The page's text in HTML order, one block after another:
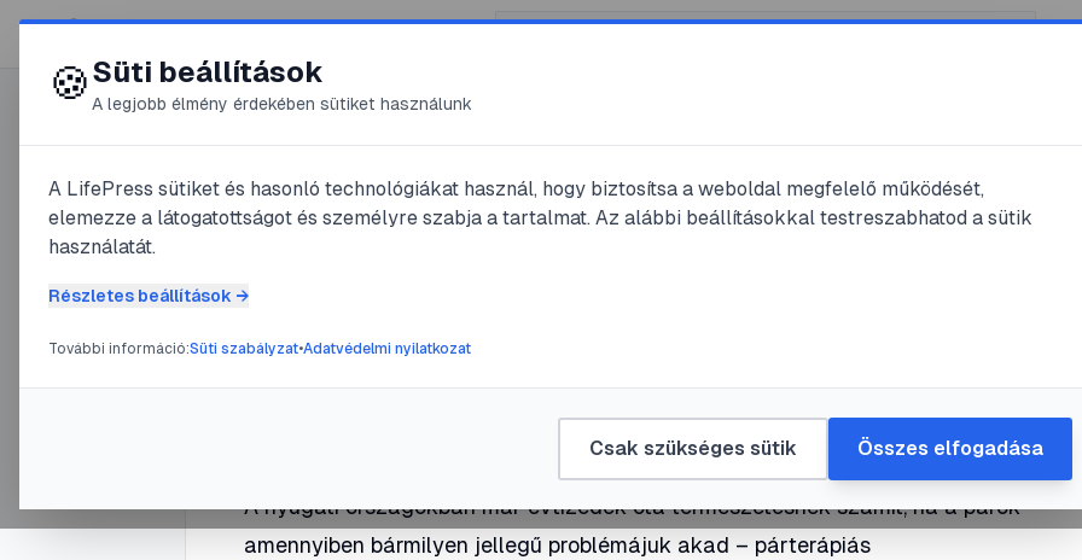
😍 LifePress
@SZCSLajos
Párterápia- kell, vagy sem?
A nyugati országokban már évtizedek óta természetesnek számít, ha a párok -
amennyiben bármilyen jellegű problémájuk akad – párterápiás
🍪Süti beállítások
A legjobb élmény érdekében sütiket használunk
A LifePress sütiket és hasonló technológiákat használ, hogy biztosítsa a weboldal megfelelő működését,
elemezze a látogatottságot és személyre szabja a tartalmat. Az alábbi beállításokkal testreszabhatod a sütik
használatát.
Részletes beállítások →
További információ:Süti szabályzat•Adatvédelmi nyilatkozat
Csak szükséges sütik Összes elfogadása